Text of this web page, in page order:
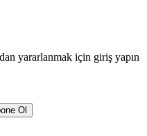
yararlanmak için giriş yapın
Ol